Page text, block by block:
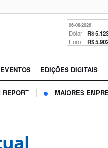
06-08-2026
Dólar R$ 5.123
Euro R$ 5.902
EDIÇÕES DIGITAIS
REPORT MAIORES